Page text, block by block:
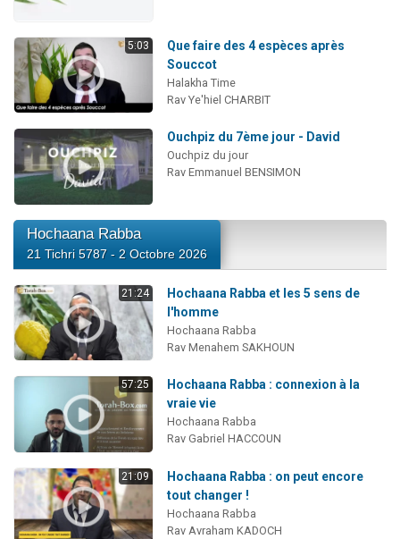
5:03
Que faire des 4 espèces après
Souccot
Halakha Time
Rav Ye'hiel CHARBIT
Ouchpiz du 7ème jour - David
Ouchpiz du jour
Rav Emmanuel BENSIMON
Hochaana Rabba
21 Tichri 5787 - 2 Octobre 2026
21:24
Hochaana Rabba et les 5 sens de
l'homme
Hochaana Rabba
Rav Menahem SAKHOUN
57:25
Hochaana Rabba : connexion à la
vraie vie
Hochaana Rabba
Rav Gabriel HACCOUN
21:09
Hochaana Rabba : on peut encore
tout changer !
Hochaana Rabba
Rav Avraham KADOCH